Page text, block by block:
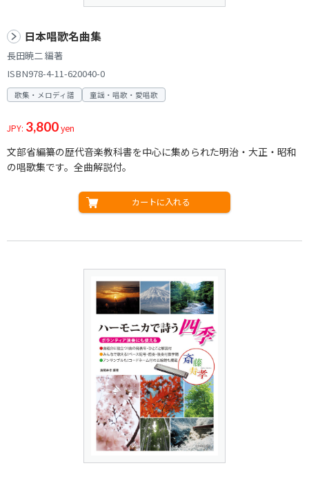
日本唱歌名曲集
長田暁二 編著
ISBN978-4-11-620040-0
歌集・メロディ譜 童謡・唱歌・愛唱歌
JPY: 3,800yen
文部省編纂の歴代音楽教科書を中心に集められた明治・大正・昭和
の唱歌集です。全曲解説付。
カートに入れる